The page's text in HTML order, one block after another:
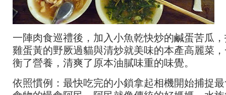
一陣肉食巡禮後，加入小魚乾快炒的鹹蛋苦瓜
雞蛋黃的野厥過貓與清炒就美味的本產高麗菜
衡了營養，清爽了原本油膩味重的味覺。
依照慣例：最快吃完的小鎖拿起相機開始捕捉